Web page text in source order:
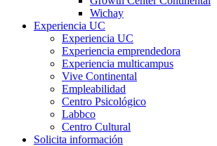
Wichay
Experiencia UC
Experiencia UC
Experiencia emprendedora
Experiencia multicampus
Vive Continental
Empleabilidad
Centro Psicológico
Labbco
Centro Cultural
Solicita información